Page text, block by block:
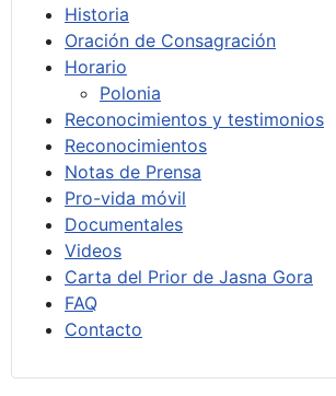
Historia
Oración de Consagración
Horario
Polonia
Reconocimientos y testimonios
Reconocimientos
Notas de Prensa
Pro-vida móvil
Documentales
Videos
Carta del Prior de Jasna Gora
FAQ
Contacto